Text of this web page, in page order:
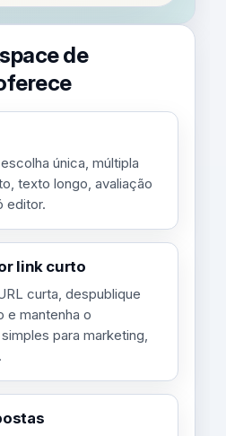
de
única, múltipla
texto longo, avaliação
editor.
link curto
curta, despublique
e mantenha o
para marketing,